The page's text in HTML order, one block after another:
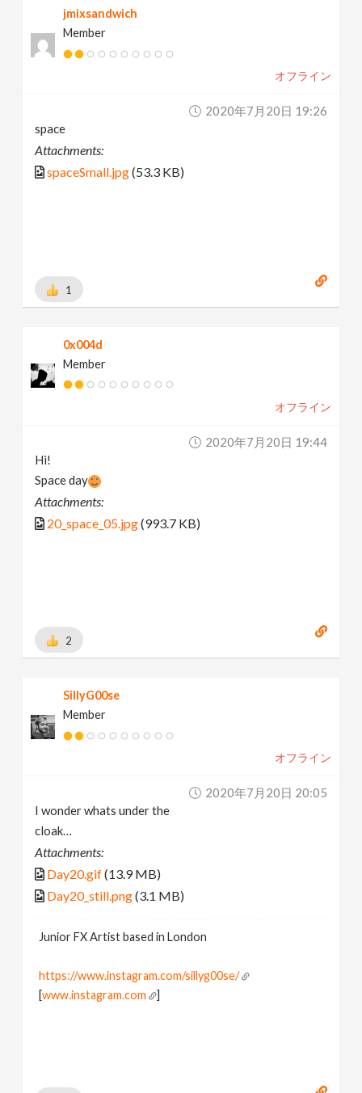
jmixsandwich
Member
オフライン
2020年7月20日 19:26
space
Attachments:
spaceSmall.jpg(53.3 KB)
1
0x004d
Member
オフライン
2020年7月20日 19:44
Hi!
Space day
Attachments:
20_space_05.jpg(993.7 KB)
2
SillyG00se
Member
オフライン
2020年7月20日 20:05
I wonder whats under the
cloak…
Attachments:
Day20.gif(13.9 MB)
Day20_still.png(3.1 MB)
Junior FX Artist based in London
https://www.instagram.com/sillyg00se/
[www.instagram.com ]